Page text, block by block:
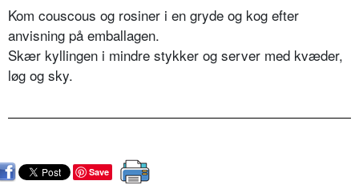
Kom couscous og rosiner i en gryde og kog efter
anvisning på emballagen.
Skær kyllingen i mindre stykker og server med kvæder,
løg og sky.
Save